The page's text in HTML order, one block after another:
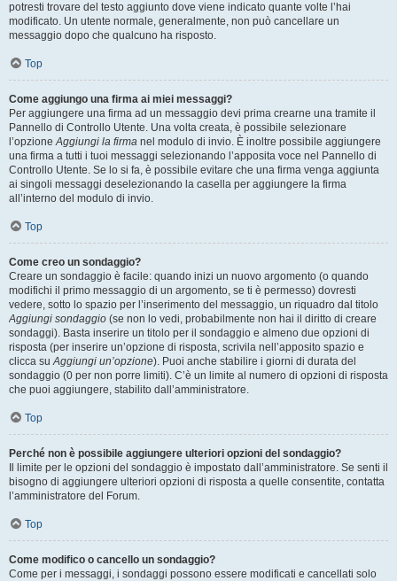
potresti trovare del testo aggiunto dove viene indicato quante volte l’hai
modificato. Un utente normale, generalmente, non può cancellare un
messaggio dopo che qualcuno ha risposto.
Top
Come aggiungo una firma ai miei messaggi?
Per aggiungere una firma ad un messaggio devi prima crearne una tramite il
Pannello di Controllo Utente. Una volta creata, è possibile selezionare
l’opzioneAggiungi la firma nel modulo di invio. È inoltre possibile aggiungere
una firma a tutti i tuoi messaggi selezionando l’apposita voce nel Pannello di
Controllo Utente. Se lo si fa, è possibile evitare che una firma venga aggiunta
ai singoli messaggi deselezionando la casella per aggiungere la firma
all’interno del modulo di invio.
Top
Come creo un sondaggio?
Creare un sondaggio è facile: quando inizi un nuovo argomento (o quando
modifichi il primo messaggio di un argomento, se ti è permesso) dovresti
vedere, sotto lo spazio per l’inserimento del messaggio, un riquadro dal titolo
Aggiungi sondaggio (se non lo vedi, probabilmente non hai il diritto di creare
sondaggi). Basta inserire un titolo per il sondaggio e almeno due opzioni di
risposta (per inserire un’opzione di risposta, scrivila nell’apposito spazio e
clicca suAggiungi un’opzione). Puoi anche stabilire i giorni di durata del
sondaggio (0 per non porre limiti). C’è un limite al numero di opzioni di risposta
che puoi aggiungere, stabilito dall’amministratore.
Top
Perché non è possibile aggiungere ulteriori opzioni del sondaggio?
Il limite per le opzioni del sondaggio è impostato dall’amministratore. Se senti il
bisogno di aggiungere ulteriori opzioni di risposta a quelle consentite, contatta
l’amministratore del Forum.
Top
Come modifico o cancello un sondaggio?
Come per i messaggi, i sondaggi possono essere modificati e cancellati solo